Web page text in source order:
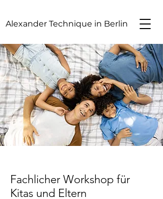
Alexander Technique in Berlin
Fachlicher Workshop für
Kitas und Eltern